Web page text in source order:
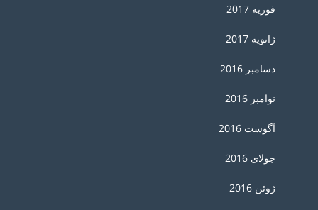
فوریه 2017
ژانویه 2017
دسامبر 2016
نوامبر 2016
آگوست 2016
جولای 2016
ژوئن 2016